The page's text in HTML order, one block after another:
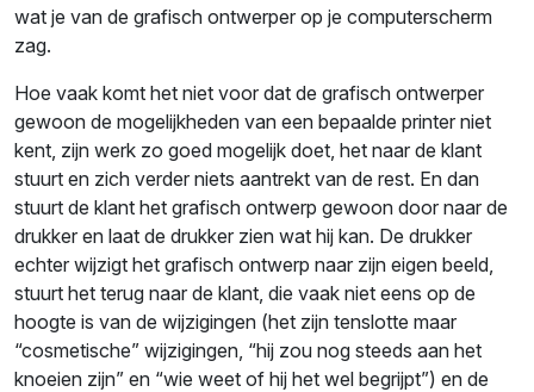
wat je van de grafisch ontwerper op je computerscherm
zag.
Hoe vaak komt het niet voor dat de grafisch ontwerper
gewoon de mogelijkheden van een bepaalde printer niet
kent, zijn werk zo goed mogelijk doet, het naar de klant
stuurt en zich verder niets aantrekt van de rest. En dan
stuurt de klant het grafisch ontwerp gewoon door naar de
drukker en laat de drukker zien wat hij kan. De drukker
echter wijzigt het grafisch ontwerp naar zijn eigen beeld,
stuurt het terug naar de klant, die vaak niet eens op de
hoogte is van de wijzigingen (het zijn tenslotte maar
“cosmetische” wijzigingen, “hij zou nog steeds aan het
knoeien zijn” en “wie weet of hij het wel begrijpt”) en de